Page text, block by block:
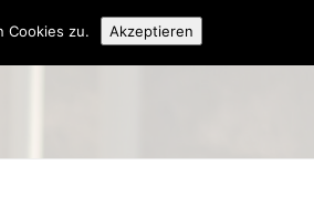
Cookies zu. Akzeptieren